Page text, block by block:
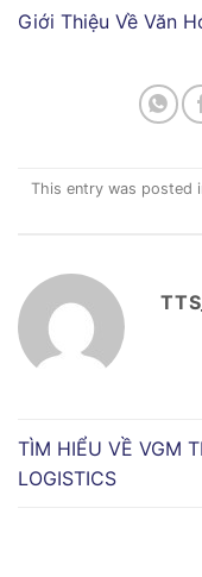
Giới Thiệu Về Văn
This entry was posted
TÌM HIỂU VỀ VGM
LOGISTICS